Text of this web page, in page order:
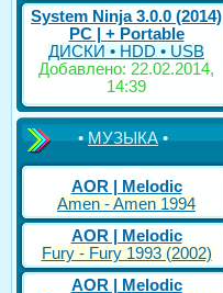
System Ninja 3.0.0 (2014)
РС | + Portable
ДИСКИ • HDD • USB
Добавлено: 22.02.2014,
14:39
•МУЗЫКА•
AOR | Melodic
Amen - Amen 1994
AOR | Melodic
Fury - Fury 1993 (2002)
AOR | Melodic